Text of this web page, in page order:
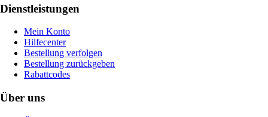
Dienstleistungen
Mein Konto
Hilfecenter
Bestellung verfolgen
Bestellung zurückgeben
Rabattcodes
Über uns